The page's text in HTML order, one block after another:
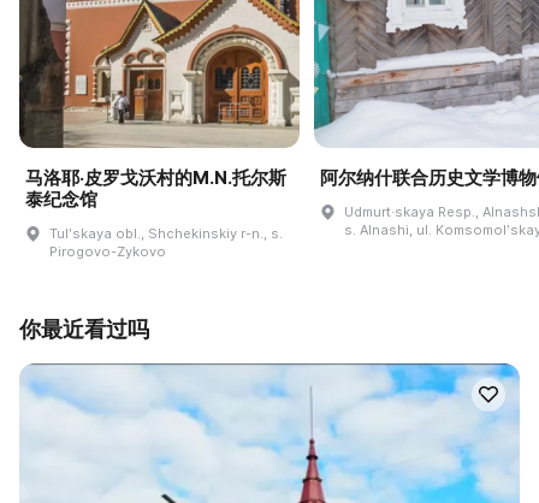
马洛耶·皮罗戈沃村的M.N.托尔斯
泰纪念馆
Tulʹskaya obl., Shchekinskiy r-n., s.
Pirogovo-Zykovo
阿尔纳什联合历史文学博
Udmurt·skaya Resp.,
s. Alnashi, ul.
你最近看过吗